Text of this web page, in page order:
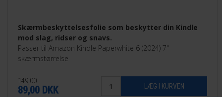
Skærmbeskyttelsesfolie som beskytter din Kindle
mod slag, ridser og snavs.
Passer til Amazon Kindle Paperwhite 6 (2024) 7"
skærmstørrelse
149,00
89,00 DKK